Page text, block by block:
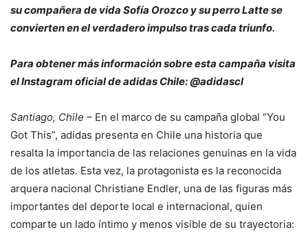
su compañera de vida Sofía Orozco y su perro Latte se
convierten en el verdadero impulso tras cada triunfo.
Para obtener más información sobre esta campaña visita
el Instagram oficial de adidas Chile: @adidascl
Santiago, Chile – En el marco de su campaña global “You
Got This”, adidas presenta en Chile una historia que
resalta la importancia de las relaciones genuinas en la vida
de los atletas. Esta vez, la protagonista es la reconocida
arquera nacional Christiane Endler, una de las figuras más
importantes del deporte local e internacional, quien
comparte un lado íntimo y menos visible de su trayectoria: